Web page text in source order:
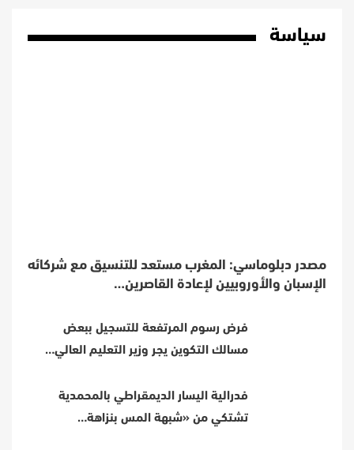
سياسة
مصدر دبلوماسي: المغرب مستعد للتنسيق مع شركائه
الإسبان والأوروبيين لإعادة القاصرين…
فرض رسوم المرتفعة للتسجيل ببعض
مسالك التكوين يجر وزير التعليم العالي…
فدرالية اليسار الديمقراطي بالمحمدية
تشتكي من «شبهة المس بنزاهة…